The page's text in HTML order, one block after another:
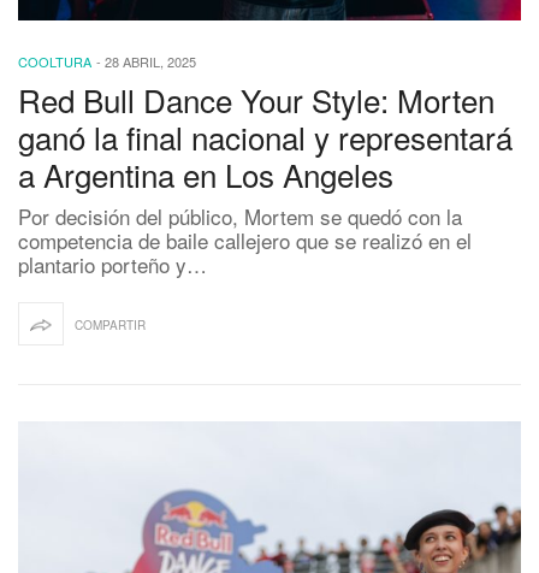
COOLTURA - 28 ABRIL, 2025
Red Bull Dance Your Style: Morten
ganó la final nacional y representará
a Argentina en Los Angeles
Por decisión del público, Mortem se quedó con la
competencia de baile callejero que se realizó en el
plantario porteño y…
COMPARTIR